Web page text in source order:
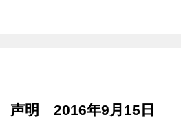
声明 2016年9月15日